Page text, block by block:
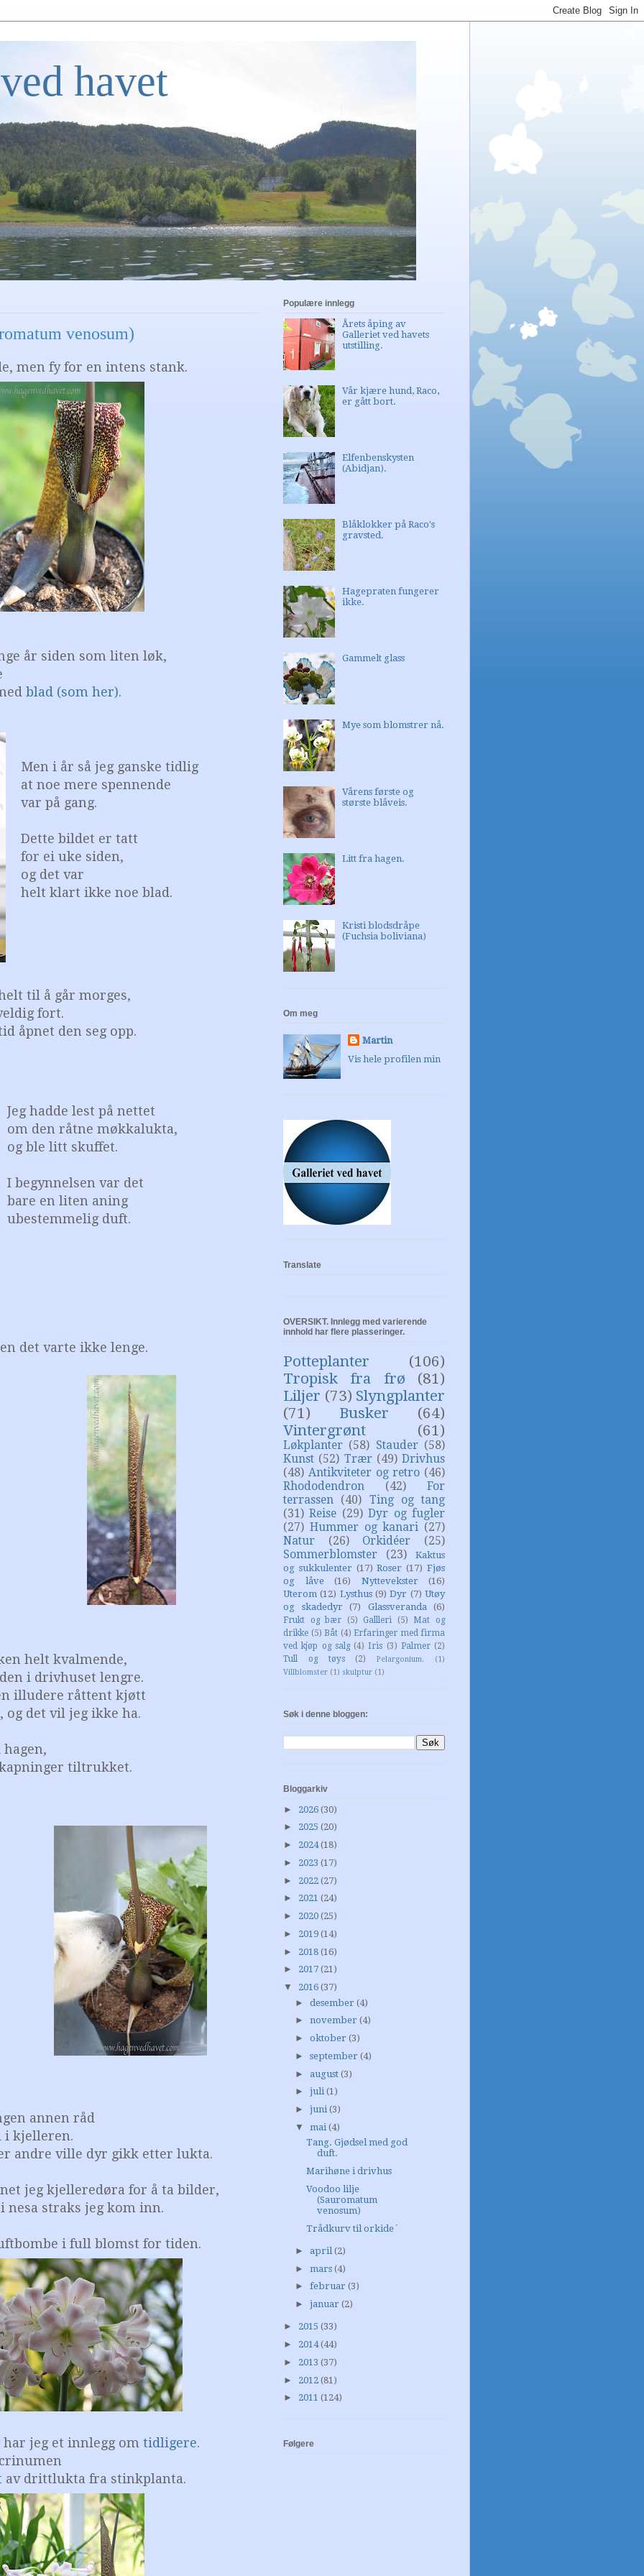
havet
venosum)
men fy for en intens stank.
år siden som liten løk,
blad (som her).
Men i år så jeg ganske tidlig
at noe mere spennende
var på gang.
Dette bildet er tatt
for ei uke siden,
og det var
helt klart ikke noe blad.
til å går morges,
fort.
åpnet den seg opp.
Jeg hadde lest på nettet
om den råtne møkkalukta,
og ble litt skuffet.
I begynnelsen var det
bare en liten aning
ubestemmelig duft.
det varte ikke lenge.
helt kvalmende,
i drivhuset lengre.
illudere råttent kjøtt
det vil jeg ikke ha.
hagen,
tiltrukket.
annen råd
i kjelleren.
andre ville dyr gikk etter lukta.
jeg kjelleredøra for å ta bilder,
nesa straks jeg kom inn.
i full blomst for tiden.
jeg et innlegg om tidligere.
av drittlukta fra stinkplanta.
Populære innlegg
Årets åping av
Galleriet ved havets
utstilling.
Vår kjære hund, Raco,
er gått bort.
Elfenbenskysten
(Abidjan).
Blåklokker på Raco's
gravsted.
Hagepraten fungerer
ikke.
Gammelt glass
Mye som blomstrer nå.
Vårens første og
største blåveis.
Litt fra hagen.
Kristi blodsdråpe
(Fuchsia boliviana)
Om meg
Martin
Vis hele profilen min
Translate
OVERSIKT. Innlegg med varierende
innhold har flere plasseringer.
Potteplanter
(106)
Tropisk fra frø
(81)
Liljer (73) Slyngplanter
(71)
Busker
(64)
Vintergrønt
(61)
Løkplanter (58) Stauder (58)
Kunst (52) Trær (49) Drivhus
(48) Antikviteter og retro (46)
Rhododendron
(42)
For
terrassen
(40) Ting og tang
(31) Reise (29) Dyr og fugler
(27) Hummer og kanari (27)
Natur
(26) Orkidéer
(25)
Sommerblomster
(23)
Kaktus
og sukkulenter (17) Roser (17) Fjøs
og låve
(16) Nyttevekster
(16)
Uterom (12) Lysthus (9) Dyr (7) Utøy
og skadedyr
(7) Glassveranda (6)
Frukt og bær (5) Gallleri (5)
Mat og
drikke (5) Båt (4) Erfaringer med firma
ved kjøp og salg (4) Iris (3) Palmer (2)
Tull og tøys
(2) Pelargonium.
(1)
Villblomster (1) skulptur (1)
Søk i denne bloggen:
Bloggarkiv
► 2026 (30)
► 2025 (20)
► 2024(18)
► 2023 (17)
► 2022 (27)
► 2021 (24)
► 2020 (25)
► 2019 (14)
► 2018 (16)
► 2017 (21)
▼ 2016 (37)
► desember (4)
► november (4)
► oktober (3)
► september (4)
► august (3)
► juli(1)
► juni(3)
▼ mai (4)
Tang. Gjødsel med god
duft.
Marihøne i drivhus
Voodoo lilje
(Sauromatum
venosum)
Trådkurv til orkide´
► april (2)
► mars (4)
► februar (3)
► januar (2)
► 2015 (33)
► 2014(44)
► 2013 (37)
► 2012 (81)
► 2011 (124)
Følgere